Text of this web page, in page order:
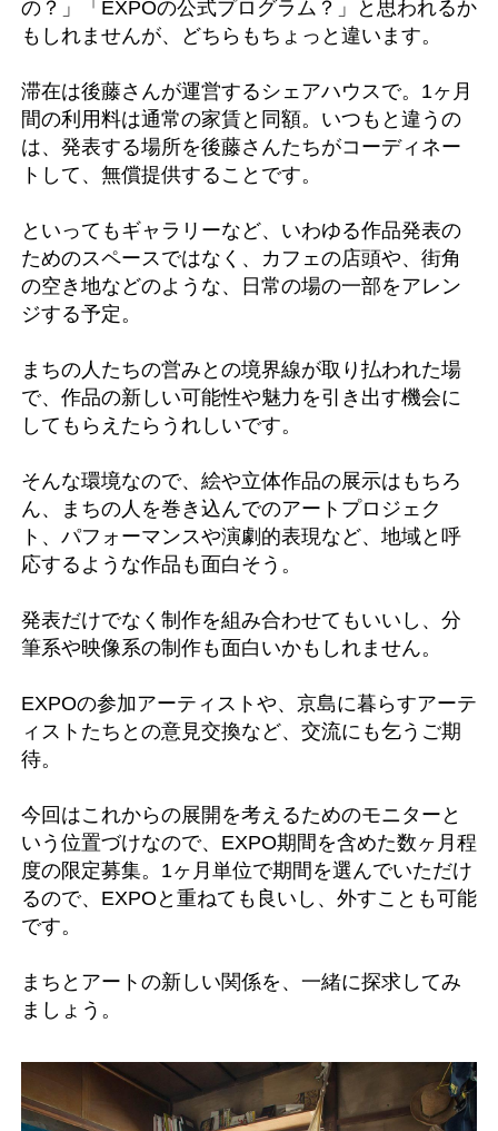
の？」「EXPOの公式プログラム？」と思われるか
もしれませんが、どちらもちょっと違います。
滞在は後藤さんが運営するシェアハウスで。1ヶ月
間の利用料は通常の家賃と同額。いつもと違うの
は、発表する場所を後藤さんたちがコーディネー
トして、無償提供することです。
といってもギャラリーなど、いわゆる作品発表の
ためのスペースではなく、カフェの店頭や、街角
の空き地などのような、日常の場の一部をアレン
ジする予定。
まちの人たちの営みとの境界線が取り払われた場
で、作品の新しい可能性や魅力を引き出す機会に
してもらえたらうれしいです。
そんな環境なので、絵や立体作品の展示はもちろ
ん、まちの人を巻き込んでのアートプロジェク
ト、パフォーマンスや演劇的表現など、地域と呼
応するような作品も面白そう。
発表だけでなく制作を組み合わせてもいいし、分
筆系や映像系の制作も面白いかもしれません。
EXPOの参加アーティストや、京島に暮らすアーテ
ィストたちとの意見交換など、交流にも乞うご期
待。
今回はこれからの展開を考えるためのモニターと
いう位置づけなので、EXPO期間を含めた数ヶ月程
度の限定募集。1ヶ月単位で期間を選んでいただけ
るので、EXPOと重ねても良いし、外すことも可能
です。
まちとアートの新しい関係を、一緒に探求してみ
ましょう。